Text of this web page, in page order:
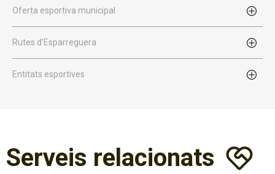
Oferta esportiva municipal
Rutes d'Esparreguera
Entitats esportives
Serveis relacionats